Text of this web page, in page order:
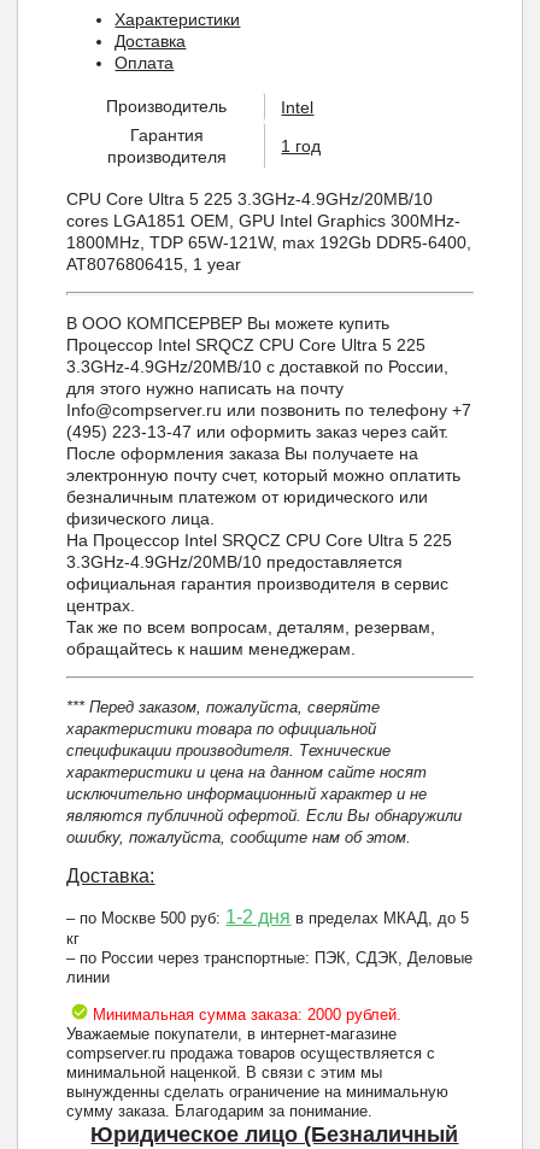
Характеристики
Доставка
Оплата
Производитель
Intel
Гарантия
производителя
1 год
CPU Core Ultra 5 225 3.3GHz-4.9GHz/20MB/10
cores LGA1851 OEM, GPU Intel Graphics 300MHz-
1800MHz, TDP 65W-121W, max 192Gb DDR5-6400,
AT8076806415, 1 year
В ООО КОМПСЕРВЕР Вы можете купить
Процессор Intel SRQCZ CPU Core Ultra 5 225
3.3GHz-4.9GHz/20MB/10 с доставкой по России,
для этого нужно написать на почту
Info@compserver.ru или позвонить по телефону +7
(495) 223-13-47 или оформить заказ через сайт.
После оформления заказа Вы получаете на
электронную почту счет, который можно оплатить
безналичным платежом от юридического или
физического лица.
На Процессор Intel SRQCZ CPU Core Ultra 5 225
3.3GHz-4.9GHz/20MB/10 предоставляется
официальная гарантия производителя в сервис
центрах.
Так же по всем вопросам, деталям, резервам,
обращайтесь к нашим менеджерам.
*** Перед заказом, пожалуйста, сверяйте
характеристики товара по официальной
спецификации производителя. Технические
характеристики и цена на данном сайте носят
исключительно информационный характер и не
являются публичной офертой. Если Вы обнаружили
ошибку, пожалуйста, сообщите нам об этом.
Доставка:
– по Москве 500 руб: 1-2 дня в пределах МКАД, до 5
кг
– по России через транспортные: ПЭК, СДЭК, Деловые
линии
Минимальная сумма заказа: 2000 рублей.
Уважаемые покупатели, в интернет-магазине
compserver.ru продажа товаров осуществляется с
минимальной наценкой. В связи с этим мы
вынужденны сделать ограничение на минимальную
сумму заказа. Благодарим за понимание.
Юридическое лицо (Безналичный